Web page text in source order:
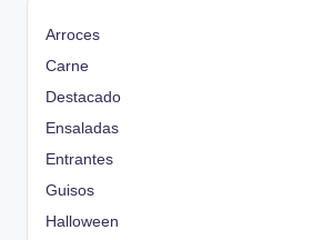
Arroces
Carne
Destacado
Ensaladas
Entrantes
Guisos
Halloween